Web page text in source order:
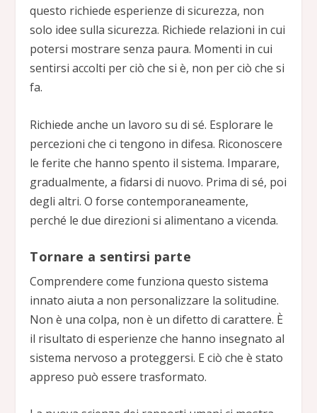
questo richiede esperienze di sicurezza, non
solo idee sulla sicurezza. Richiede relazioni in cui
potersi mostrare senza paura. Momenti in cui
sentirsi accolti per ciò che si è, non per ciò che si
fa.
Richiede anche un lavoro su di sé. Esplorare le
percezioni che ci tengono in difesa. Riconoscere
le ferite che hanno spento il sistema. Imparare,
gradualmente, a fidarsi di nuovo. Prima di sé, poi
degli altri. O forse contemporaneamente,
perché le due direzioni si alimentano a vicenda.
Tornare a sentirsi parte
Comprendere come funziona questo sistema
innato aiuta a non personalizzare la solitudine.
Non è una colpa, non è un difetto di carattere. È
il risultato di esperienze che hanno insegnato al
sistema nervoso a proteggersi. E ciò che è stato
appreso può essere trasformato.